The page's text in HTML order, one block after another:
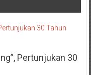
Pertunjukan 30